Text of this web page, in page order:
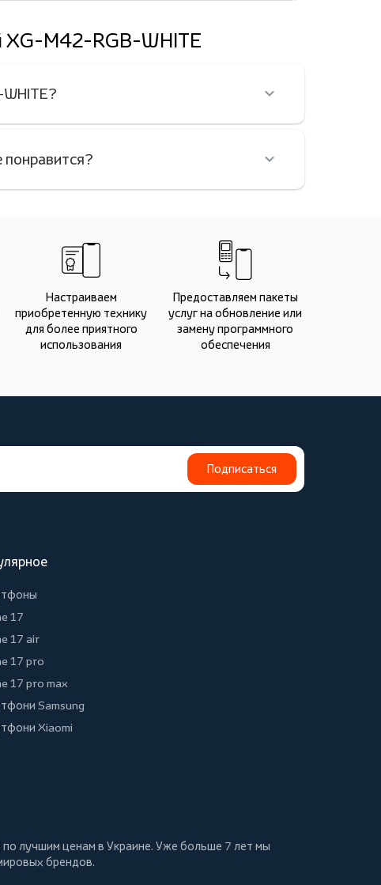
XG-M42-RGB-WHITE
Настраиваем
приобретенную технику
для более приятного
использования
Предоставляем пакеты
услуг на обновление или
замену программного
обеспечения
Подписаться
17
17 air
17 pro
17 pro max
Samsung
Xiaomi
по лучшим ценам в Украине. Уже больше 7 лет мы
брендов.